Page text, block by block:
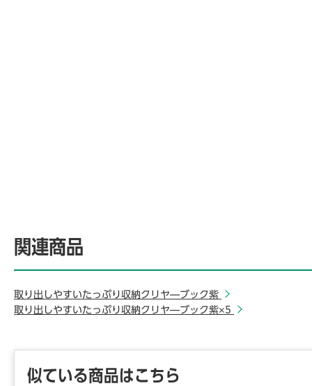
関連商品
取り出しやすいたっぷり収納クリヤ―ブック紫
取り出しやすいたっぷり収納クリヤ―ブック紫×5
似ている商品はこちら